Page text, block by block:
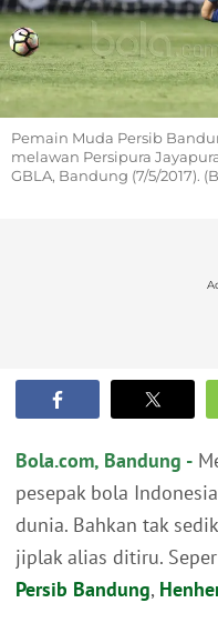
Pemain Muda Persib
melawan Persipura
GBLA, Bandung (7/5/2017).
Bola.com, Bandung -
pesepak bola
dunia. Bahkan tak
jiplak alias ditiru.
Persib Bandung,